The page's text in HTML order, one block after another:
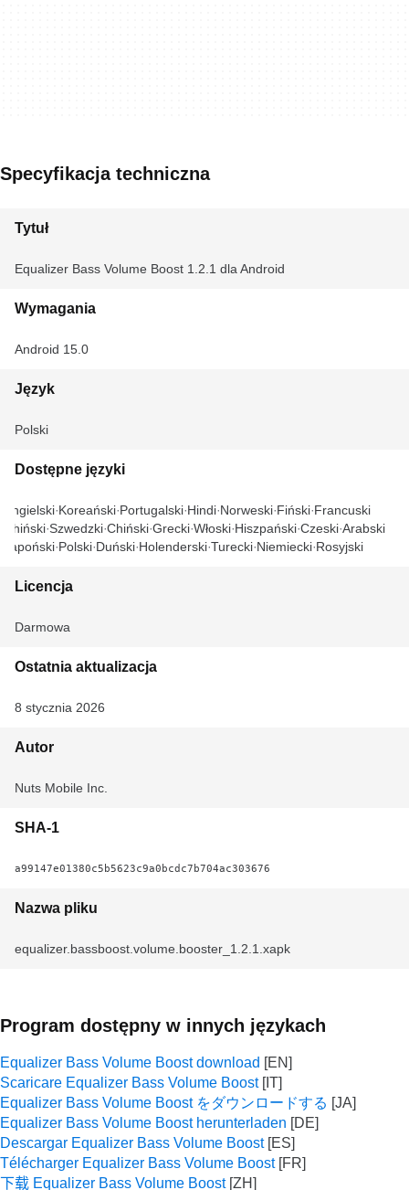
Specyfikacja techniczna
Tytuł
Equalizer Bass Volume Boost 1.2.1 dla Android
Wymagania
Android 15.0
Język
Polski
Dostępne języki
Angielski Koreański Portugalski Hindi Norweski Fiński Francuski
Chiński Szwedzki Chiński Grecki Włoski Hiszpański Czeski Arabski
Japoński Polski Duński Holenderski Turecki Niemiecki Rosyjski
Licencja
Darmowa
Ostatnia aktualizacja
8 stycznia 2026
Autor
Nuts Mobile Inc.
SHA-1
a99147e01380c5b5623c9a0bcdc7b704ac303676
Nazwa pliku
equalizer.bassboost.volume.booster_1.2.1.xapk
Program dostępny w innych językach
Equalizer Bass Volume Boost download
Scaricare Equalizer Bass Volume Boost
Equalizer Bass Volume Boost をダウンロードする
Equalizer Bass Volume Boost herunterladen
Descargar Equalizer Bass Volume Boost
Télécharger Equalizer Bass Volume Boost
下载 Equalizer Bass Volume Boost